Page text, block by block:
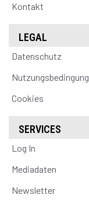
Kontakt
LEGAL
Datenschutz
Cookies
SERVICES
Log In
Mediadaten
Newsletter